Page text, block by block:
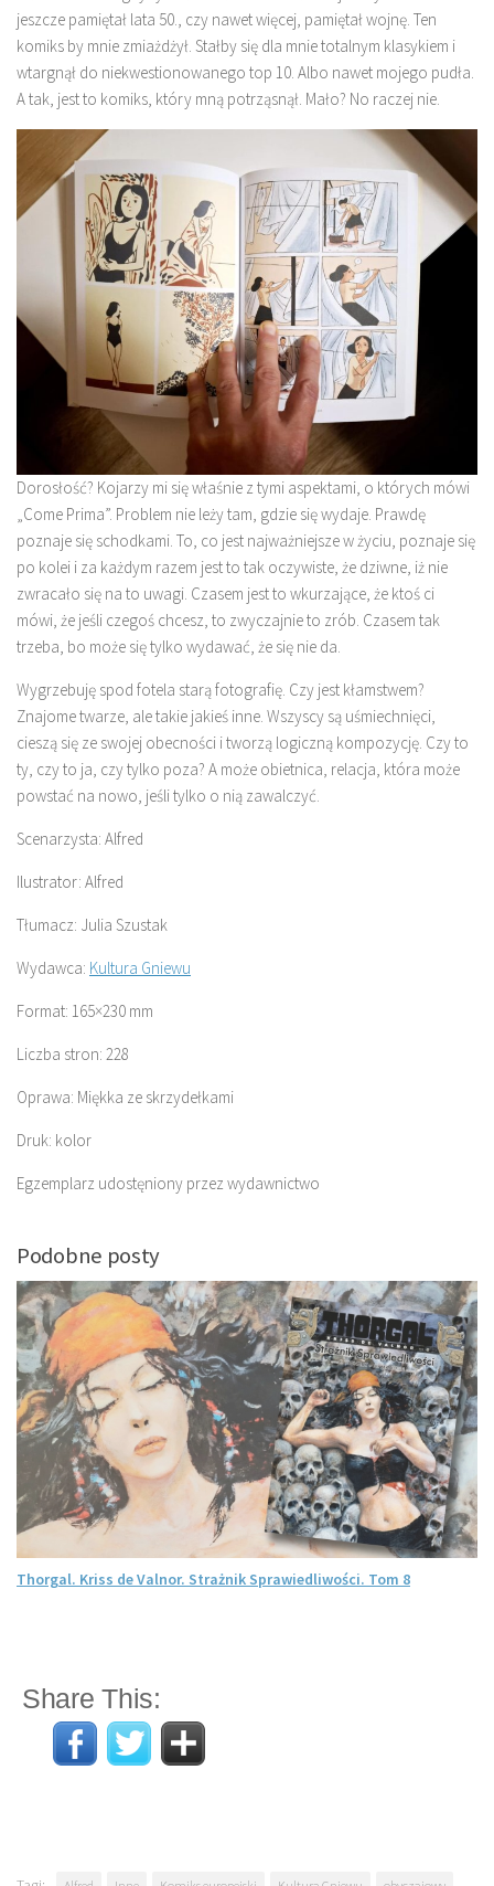
jeszcze pamiętał lata 50., czy nawet więcej, pamiętał wojnę. Ten
komiks by mnie zmiażdżył. Stałby się dla mnie totalnym klasykiem i
wtargnął do niekwestionowanego top 10. Albo nawet mojego pudła.
A tak, jest to komiks, który mną potrząsnął. Mało? No raczej nie.
Dorosłość? Kojarzy mi się właśnie z tymi aspektami, o których mówi
„Come Prima”. Problem nie leży tam, gdzie się wydaje. Prawdę
poznaje się schodkami. To, co jest najważniejsze w życiu, poznaje się
po kolei i za każdym razem jest to tak oczywiste, że dziwne, iż nie
zwracało się na to uwagi. Czasem jest to wkurzające, że ktoś ci
mówi, że jeśli czegoś chcesz, to zwyczajnie to zrób. Czasem tak
trzeba, bo może się tylko wydawać, że się nie da.
Wygrzebuję spod fotela starą fotografię. Czy jest kłamstwem?
Znajome twarze, ale takie jakieś inne. Wszyscy są uśmiechnięci,
cieszą się ze swojej obecności i tworzą logiczną kompozycję. Czy to
ty, czy to ja, czy tylko poza? A może obietnica, relacja, która może
powstać na nowo, jeśli tylko o nią zawalczyć.
Scenarzysta: Alfred
Ilustrator: Alfred
Tłumacz: Julia Szustak
Wydawca: Kultura Gniewu
Format: 165×230 mm
Liczba stron: 228
Oprawa: Miękka ze skrzydełkami
Druk: kolor
Egzemplarz udostęniony przez wydawnictwo
Podobne posty
Thorgal. Kriss de Valnor. Strażnik Sprawiedliwości. Tom 8
Share This: